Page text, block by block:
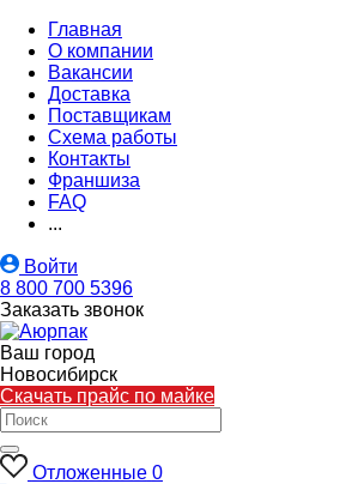
Главная
О компании
Вакансии
Доставка
Поставщикам
Схема работы
Контакты
Франшиза
FAQ
...
Войти
8 800 700 5396
Заказать звонок
Ваш город
Новосибирск
Скачать прайс по майке
Отложенные 0